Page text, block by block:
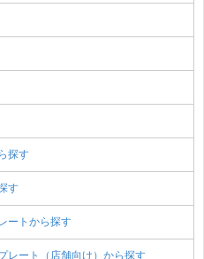
探す
す
ートから探す
レート（店舗向け）から探す